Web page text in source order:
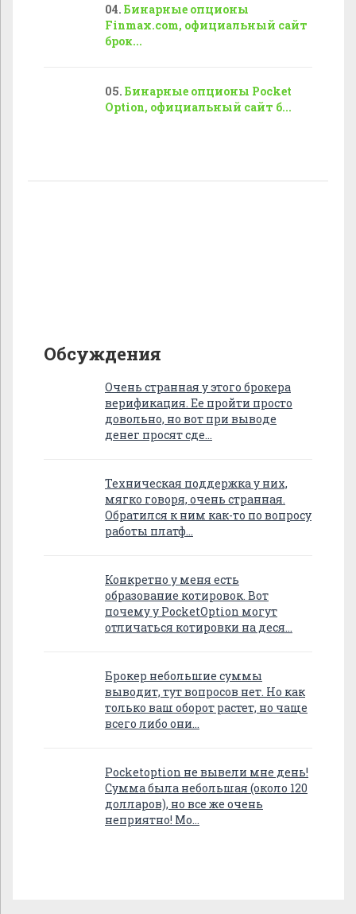
Бинарные опционы
Finmax.com, официальный сайт
брок...
Бинарные опционы Pocket
Option, официальный сайт б...
Обсуждения
Очень странная у этого брокера
верификация. Ее пройти просто
довольно, но вот при выводе
денег просят сде…
Техническая поддержка у них,
мягко говоря, очень странная.
Обратился к ним как-то по вопросу
работы платф…
Конкретно у меня есть
образование котировок. Вот
почему у PocketOption могут
отличаться котировки на деся…
Брокер небольшие суммы
выводит, тут вопросов нет. Но как
только ваш оборот растет, но чаще
всего либо они…
Pocketoption не вывели мне день!
Сумма была небольшая (около 120
долларов), но все же очень
неприятно! Мо…